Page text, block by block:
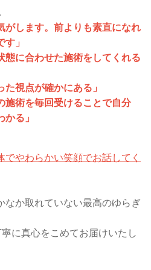
がします。前よりも素直になれ
」
態に合わせた施術をしてくれる
た視点が確かにある」
施術を毎回受けることで自分
る」
やわらかい笑顔でお話してく
なか取れていない最高のゆらぎ
に真心をこめてお届けいたし